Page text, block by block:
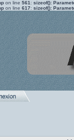
on line 561 : sizeof():
on line 617: sizeof():